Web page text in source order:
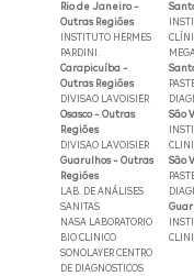
Rio de Janeiro -
Outras Regiões
INSTITUTO HERMES
PARDINI.
Carapicuíba -
Outras Regiões
DIVISAO LAVOISIER
Osasco - Outras
Regiões
DIVISAO LAVOISIER
Guarulhos - Outras
Regiões
LAB. DE ANÁLISES
SANITAS
NASA LABORATORIO
BIO CLINICO
SONOLAYER CENTRO
DE DIAGNOSTICOS
São
São